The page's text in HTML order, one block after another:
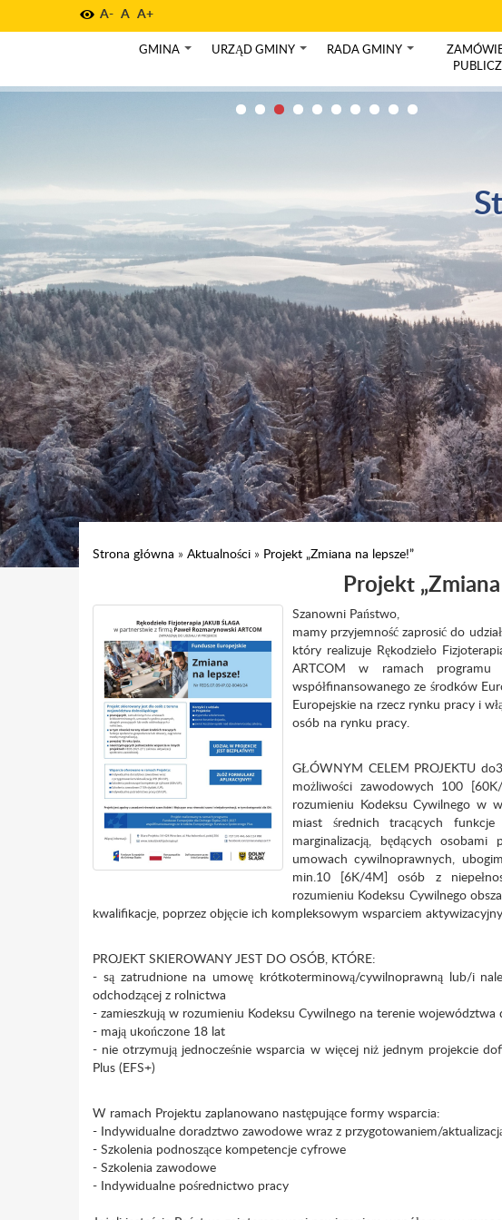
A- A A+
GMINA URZĄD GMINY RADA GMINY
Strona główna » Aktualności » Projekt „Zmiana na lepsze!”
Projekt
Szanowni Państwo,
mamy przyjemność zaprosić do
który realizuje Rękodzieło
ARTCOM w ramach programu
współfinansowanego ze środków
Europejskie na rzecz rynku pracy i
osób na rynku pracy.
GŁÓWNYM CELEM PROJEKTU
możliwości zawodowych 100
rozumieniu Kodeksu Cywilnego w
miast średnich tracących funkcje
marginalizacją, będących
umowach cywilnoprawnych,
min.10 [6K/4M] osób z
rozumieniu Kodeksu Cywilnego
kwalifikacje, poprzez objęcie ich kompleksowym wsparciem
PROJEKT SKIEROWANY JEST DO OSÓB, KTÓRE:
- są zatrudnione na umowę krótkoterminową/cywilnoprawną lub/i
odchodzącej z rolnictwa
- zamieszkują w rozumieniu Kodeksu Cywilnego na terenie województwa
- mają ukończone 18 lat
- nie otrzymują jednocześnie wsparcia w więcej niż jednym projekcie
Plus (EFS+)
W ramach Projektu zaplanowano następujące formy wsparcia:
- Indywidualne doradztwo zawodowe wraz z przygotowaniem/
- Szkolenia podnoszące kompetencje cyfrowe
- Szkolenia zawodowe
- Indywidualne pośrednictwo pracy